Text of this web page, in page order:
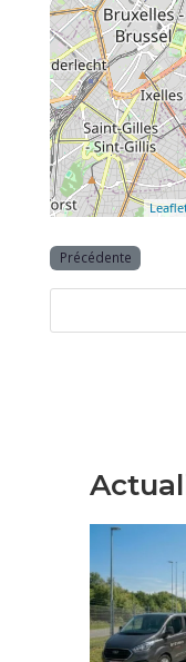
Précédente